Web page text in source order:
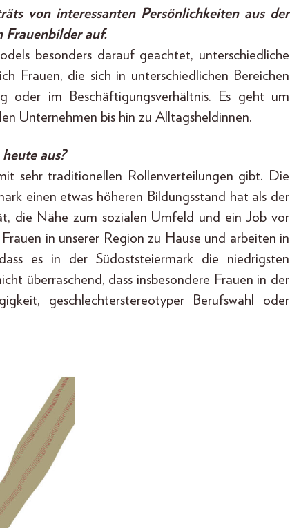
von interessanten Persönlichkeiten aus der
Frauenbilder auf.
besonders darauf geachtet, unterschiedliche
Frauen, die sich in unterschiedlichen Bereichen
oder im Beschäftigungsverhältnis. Es geht um
Unternehmen bis hin zu Alltagsheldinnen.
aus?
sehr traditionellen Rollenverteilungen gibt. Die
einen etwas höheren Bildungsstand hat als der
die Nähe zum sozialen Umfeld und ein Job vor
in unserer Region zu Hause und arbeiten in
es in der Südost­steiermark die niedrigsten
überraschend, dass insbesondere Frauen in der
geschlechterstereotyper Berufswahl oder